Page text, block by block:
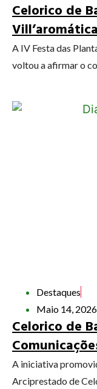
Celorico de
A IV Festa das
voltou a afirmar o
Destaques
Maio 14, 2026
Celorico de
A iniciativa
Arciprestado de